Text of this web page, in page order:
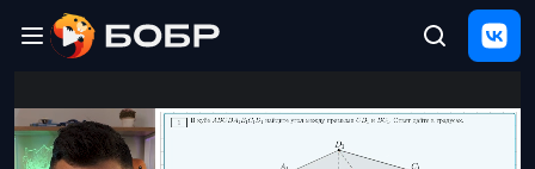
ЩЕЛЧОК
2026